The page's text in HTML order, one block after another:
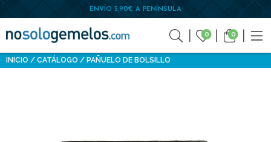
ENVÍO 5,90€ A PENÍNSULA
0 0
INICIO CATÁLOGO PAÑUELO DE BOLSILLO